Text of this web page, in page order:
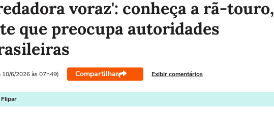
voraz': conheça a rã-touro,
que preocupa autoridades
10/6/2026 às 07h49) Compartilhar Exibir comentários
Flipar